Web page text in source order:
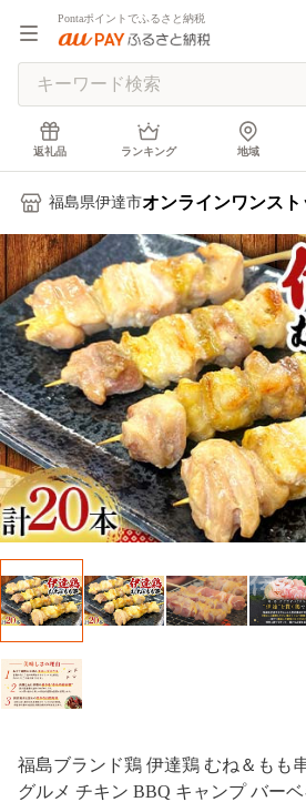
Pontaポイントでふるさと納税
返礼品 ランキング 地域
福島県伊達市オンラインワンス
福島ブランド鶏 伊達鶏 むね＆もも
グルメ チキン BBQ キャンプ バーベキューだてどり 高タン